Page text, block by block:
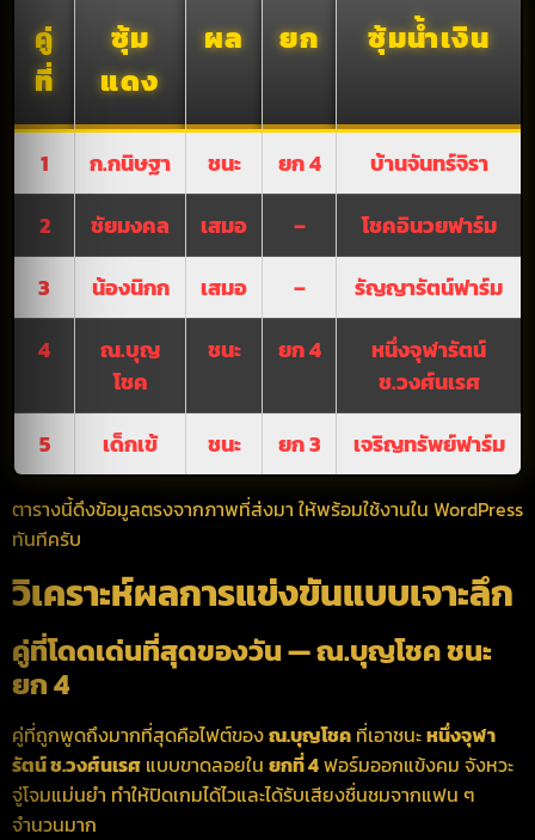
คู่
ที่
ซุ้ม
แดง
ผล ยก ซุ้มน้ำเงิน
1 ก.กนิษฐา ชนะ ยก 4
บ้านจันทร์จิรา
2
ชัยมงคล เสมอ –
โชคอินวยฟาร์ม
3
น้องนิกก เสมอ –
รัญญารัตน์ฟาร์ม
4
ณ.บุญ
โชค
ชนะ ยก 4
หนึ่งจุฬารัตน์
ช.วงศ์นเรศ
5
เด็กเข้ ชนะ ยก 3 เจริญทรัพย์ฟาร์ม
ตารางนี้ดึงข้อมูลตรงจากภาพที่ส่งมา ให้พร้อมใช้งานใน WordPress
ทันทีครับ
วิเคราะห์ผลการแข่งขันแบบเจาะลึก
คู่ที่โดดเด่นที่สุดของวัน — ณ.บุญโชค ชนะ
ยก 4
คู่ที่ถูกพูดถึงมากที่สุดคือไฟต์ของณ.บุญโชค ที่เอาชนะหนึ่งจุฬา
รัตน์ ช.วงศ์นเรศ แบบขาดลอยใน ยกที่ 4ฟอร์มออกแข้งคม จังหวะ
จู่โจมแม่นยำ ทำให้ปิดเกมได้ไวและได้รับเสียงชื่นชมจากแฟน ๆ
จำนวนมาก